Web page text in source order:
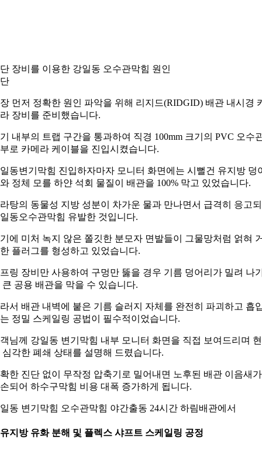
장비를 이용한 강일동 오수관막힘 원인
먼저 정확한 원인 파악을 위해 리지드(RIDGID) 배관 내시경
장비를 준비했습니다.
내부의 트랩 구간을 통과하여 직경 100mm 크기의 PVC 오수
로 카메라 케이블을 진입시켰습니다.
동변기막힘 진입하자마자 모니터 화면에는 시뻘건 유지방 덩
정체 모를 하얀 석회 물질이 배관을 100% 막고 있었습니다.
탕의 동물성 지방 성분이 차가운 물과 만나면서 급격히 응고
동오수관막힘 유발한 것입니다.
에 미처 녹지 않은 쫄깃한 분모자 면발들이 그물망처럼 얽혀
플러그를 형성하고 있었습니다.
링 장비만 사용하여 구멍만 뚫을 경우 기름 덩어리가 밀려 나
큰 공용 배관을 막을 수 있습니다.
서 배관 내벽에 붙은 기름 슬러지 자체를 완전히 파괴하고 흡
정밀 스케일링 공법이 필수적이었습니다.
님께 강일동 변기막힘 내부 모니터 화면을 직접 보여드리며
심각한 폐쇄 상태를 설명해 드렸습니다.
한 진단 없이 무작정 압축기로 밀어내면 노후된 배관 이음새가
되어 하수구막힘 비용 대폭 증가하게 됩니다.
동 변기막힘 오수관막힘 야간출동 24시간 하림배관에서
지방 유화 분해 및 플렉스 샤프트 스케일링 공정